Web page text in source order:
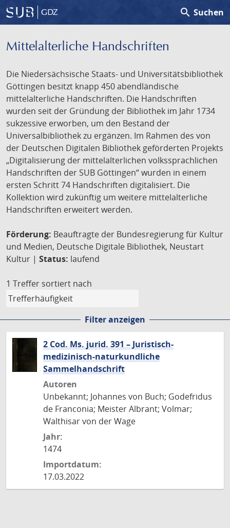
GDZ search Suchen
Mittelalterliche Handschriften
Die Niedersächsische Staats- und Universitätsbibliothek
Göttingen besitzt knapp 450 abendländische
mittelalterliche Handschriften. Die Handschriften
wurden seit der Gründung der Bibliothek im Jahr 1734
sukzessive erworben, um den Bestand der
Universalbibliothek zu ergänzen. Im Rahmen des von
der Deutschen Digitalen Bibliothek geförderten Projekts
„Digitalisierung der mittelalterlichen volkssprachlichen
Handschriften der SUB Göttingen“ wurden in einem
ersten Schritt 74 Handschriften digitalisiert. Die
Kollektion wird zukünftig um weitere mittelalterliche
Handschriften erweitert werden.
Förderung: Beauftragte der Bundesregierung für Kultur
und Medien, Deutsche Digitale Bibliothek, Neustart
Kultur | Status: laufend
1 Treffer sortiert nach
Filter anzeigen
2 Cod. Ms. jurid. 391 – Juristisch-
medizinisch-naturkundliche
Sammelhandschrift
Autoren
Unbekannt; Johannes von Buch; Godefridus
de Franconia; Meister Albrant; Volmar;
Walthisar von der Wage
Jahr:
1474
Importdatum:
17.03.2022